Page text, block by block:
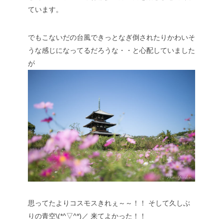
ています。
でもこないだの台風できっとなぎ倒されたりかわいそ
うな感じになってるだろうな・・と心配していました
が
思ってたよりコスモスきれぇ～～！！
そして久しぶ
りの青空\(*^▽^*)／ 来てよかった！！